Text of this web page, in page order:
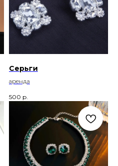
Серьги
аренда
500 р.